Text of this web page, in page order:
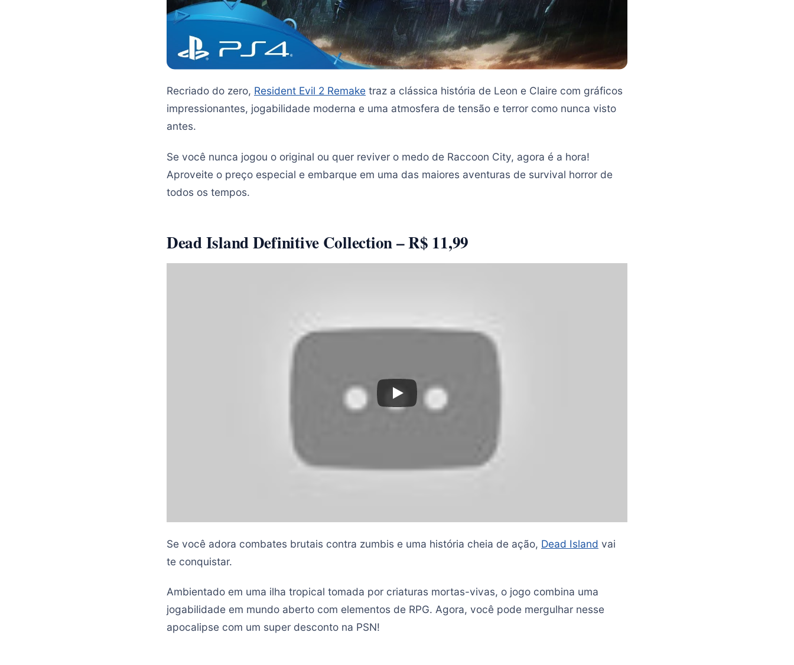
Recriado do zero, Resident Evil 2 Remake traz a clássica história de Leon e Claire com gráficos
impressionantes, jogabilidade moderna e uma atmosfera de tensão e terror como nunca visto
antes.
Se você nunca jogou o original ou quer reviver o medo de Raccoon City, agora é a hora!
Aproveite o preço especial e embarque em uma das maiores aventuras de survival horror de
todos os tempos.
Dead Island Definitive Collection – R$ 11,99
Se você adora combates brutais contra zumbis e uma história cheia de ação, Dead Island vai
te conquistar.
Ambientado em uma ilha tropical tomada por criaturas mortas-vivas, o jogo combina uma
jogabilidade em mundo aberto com elementos de RPG. Agora, você pode mergulhar nesse
apocalipse com um super desconto na PSN!